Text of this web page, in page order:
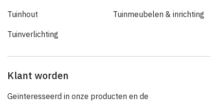
Tuinhout Tuinmeubelen & inrichting
Tuinverlichting
Klant worden
Geïnteresseerd in onze producten en de